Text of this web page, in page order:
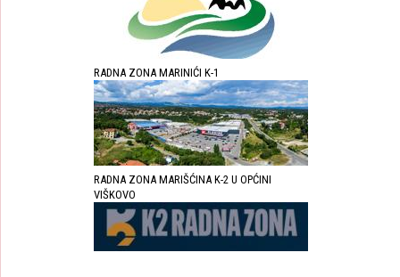
RADNA ZONA MARINIĆI K-1
RADNA ZONA MARIŠĆINA K-2 U OPĆINI
VIŠKOVO